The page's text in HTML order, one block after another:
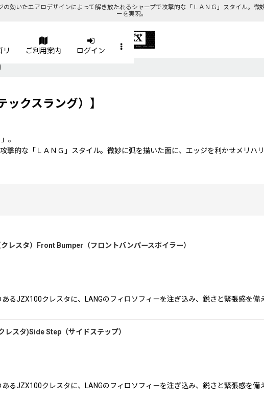
効いたエアロデザインによって解き放たれるシャープで攻撃的な「ＬＡＮＧ」スタイル。
ーを実現。
リ ご利用案内 ログイン
ックスラング）】
。
撃的な「ＬＡＮＧ」スタイル。微妙に弧を描いた面に、エッジを利かせメリハ
絞り込む
レスタ）Front Bumper（フロントバンパースポイラー）
あるJZX100クレスタに、LANGのフィロソフィーを注ぎ込み、鋭さと緊張感を備
レスタ)Side Step（サイドステップ）
あるJZX100クレスタに、LANGのフィロソフィーを注ぎ込み、鋭さと緊張感を備